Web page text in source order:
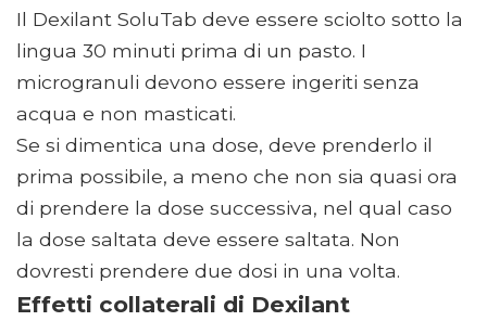
Il Dexilant SoluTab deve essere sciolto sotto la
lingua 30 minuti prima di un pasto. I
microgranuli devono essere ingeriti senza
acqua e non masticati.
Se si dimentica una dose, deve prenderlo il
prima possibile, a meno che non sia quasi ora
di prendere la dose successiva, nel qual caso
la dose saltata deve essere saltata. Non
dovresti prendere due dosi in una volta.
Effetti collaterali di Dexilant